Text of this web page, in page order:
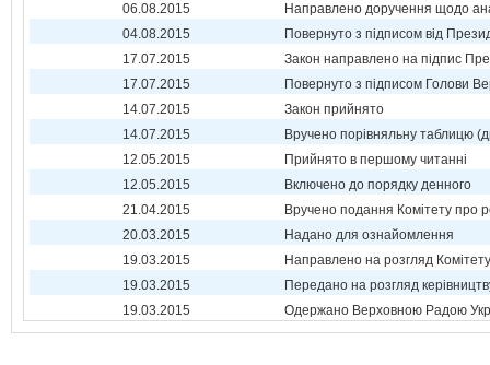
06.08.2015
Направлено доручення щодо
04.08.2015
Повернуто з підписом від
17.07.2015
Закон направлено на підпис
17.07.2015
Повернуто з підписом Голови
14.07.2015
Закон прийнято
14.07.2015
Вручено порівняльну таблицю
12.05.2015
Прийнято в першому читанні
12.05.2015
Включено до порядку денного
21.04.2015
Вручено подання Комітету про
20.03.2015
Надано для ознайомлення
19.03.2015
Направлено на розгляд Комітету
19.03.2015
Передано на розгляд
19.03.2015
Одержано Верховною Радою